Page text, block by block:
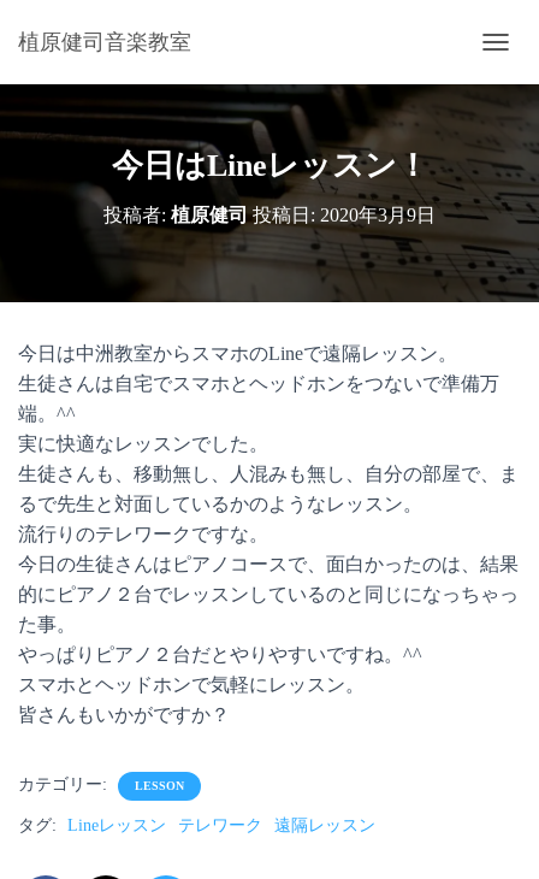
植原健司音楽教室
ビ
シ
ョ
ン
り
替
今日はLineレッスン！
投稿者: 植原健司投稿日: 2020年3月9日
今日は中洲教室からスマホのLineで遠隔レッスン。
生徒さんは自宅でスマホとヘッドホンをつないで準備万
端。^^
実に快適なレッスンでした。
生徒さんも、移動無し、人混みも無し、自分の部屋で、ま
るで先生と対面しているかのようなレッスン。
流行りのテレワークですな。
今日の生徒さんはピアノコースで、面白かったのは、結果
的にピアノ２台でレッスンしているのと同じになっちゃっ
た事。
やっぱりピアノ２台だとやりやすいですね。^^
スマホとヘッドホンで気軽にレッスン。
皆さんもいかがですか？
カテゴリー: LESSON
タグ: Lineレッスン テレワーク 遠隔レッスン